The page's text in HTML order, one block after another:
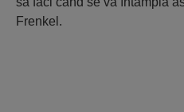
Frenkel.